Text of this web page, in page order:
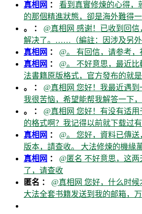
真相网 ： 看到真實修煉的心得，
的那個精進狀態，卻是海外難得
。 ： @真相网 感谢！已收到回
解决了。……（編註：因涉及另外
真相网 ： @。 有回信，请参考，
真相网 ： @。 不好意思，最近
法書籍原版格式，官方發布的就
。 ： @真相网 您好！我最近遇
我很苦恼，希望能帮我解答一下
。 ： @真相网 您好！有没有适
的格式啊？我记得以前就下载过
真相网 ： @。 您好，資料已傳
版本，請查收。 大法修煉的機緣
真相网 ： @匿名 不好意思，这
了，请查收
匿名 ： @真相网 您好，什么时
大法全套书籍发送到我的邮箱，万